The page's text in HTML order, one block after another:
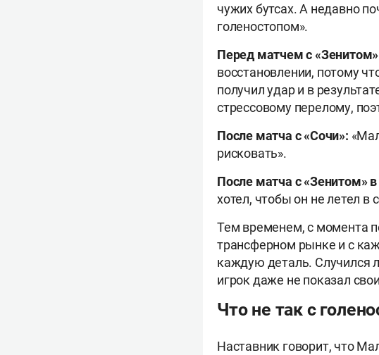
чужих бутсах. А недавно
голеностопом».
Перед матчем с
восстановлении, потому
получил удар и в
стрессовому перелому,
После матча с «Сочи»:
рисковать».
После матча с «Зенитом»
хотел, чтобы он не летел в
Тем временем, с момента
трансферном рынке и с
каждую деталь. Случился
игрок даже не показал
Что не так с
Наставник говорит, что